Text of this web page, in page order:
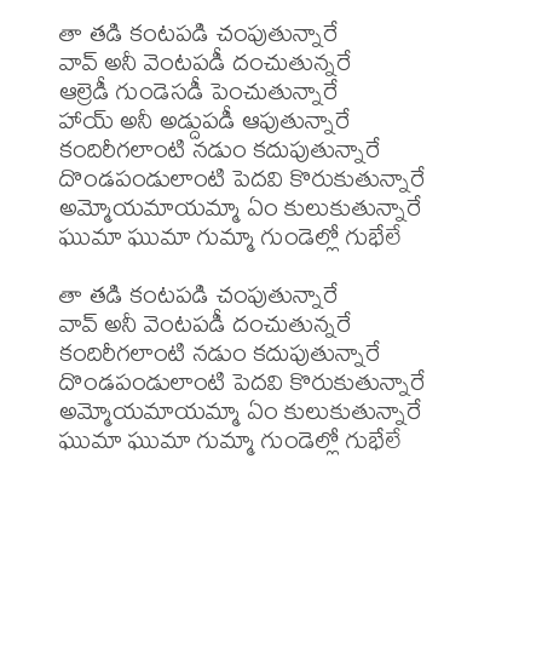
తా తడి కంటపడి చంపుతున్నారే
వావ్ అనీ వెంటపడీ దంచుతున్నరే
ఆల్రెడీ గుండెసడీ పెంచుతున్నారే
హాయ్ అనీ అడ్దుపడీ ఆపుతున్నారే
కందిరీగలాంటి నడుం కదుపుతున్నారే
దొండపండులాంటి పెదవి కొరుకుతున్నారే
అమ్మోయమాయమ్మా ఏం కులుకుతున్నారే
ఘుమా ఘుమా గుమ్మా గుండెల్లో గుభేలే
తా తడి కంటపడి చంపుతున్నారే
వావ్ అనీ వెంటపడీ దంచుతున్నరే
కందిరీగలాంటి నడుం కదుపుతున్నారే
దొండపండులాంటి పెదవి కొరుకుతున్నారే
అమ్మోయమాయమ్మా ఏం కులుకుతున్నారే
ఘుమా ఘుమా గుమ్మా గుండెల్లో గుభేలే